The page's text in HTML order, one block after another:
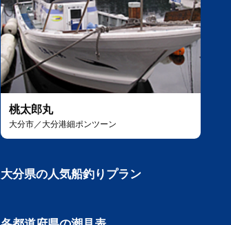
桃太郎丸
大分市／大分港細ポンツーン
大分県の人気船釣りプラン